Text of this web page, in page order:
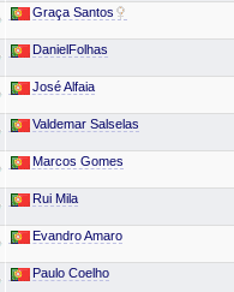
Graça Santos
DanielFolhas
José Alfaia
Valdemar Salselas
Marcos Gomes
Rui Mila
Evandro Amaro
Paulo Coelho